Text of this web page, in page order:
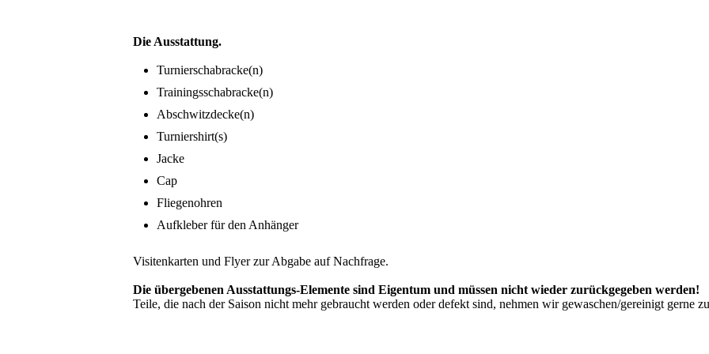
Die Ausstattung.
Turnierschabracke(n)
Trainingsschabracke(n)
Abschwitzdecke(n)
Turniershirt(s)
Jacke
Cap
Fliegenohren
Aufkleber für den Anhänger
Visitenkarten und Flyer zur Abgabe auf Nachfrage.
Die übergebenen Ausstattungs-Elemente sind Eigentum und müssen nicht wieder zurückgegeben werden!
Teile, die nach der Saison nicht mehr gebraucht werden oder defekt sind, nehmen wir gewaschen/gereinigt gerne